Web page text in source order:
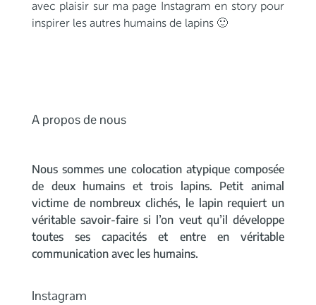
avec plaisir sur ma page Instagram en story pour
inspirer les autres humains de lapins 🙂
A propos de nous
Nous sommes une colocation atypique composée
de deux humains et trois lapins. Petit animal
victime de nombreux clichés, le lapin requiert un
véritable savoir-faire si l’on veut qu’il développe
toutes ses capacités et entre en véritable
communication avec les humains.
Instagram